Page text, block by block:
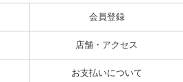
会員登録
店舗・アクセス
お支払いについて